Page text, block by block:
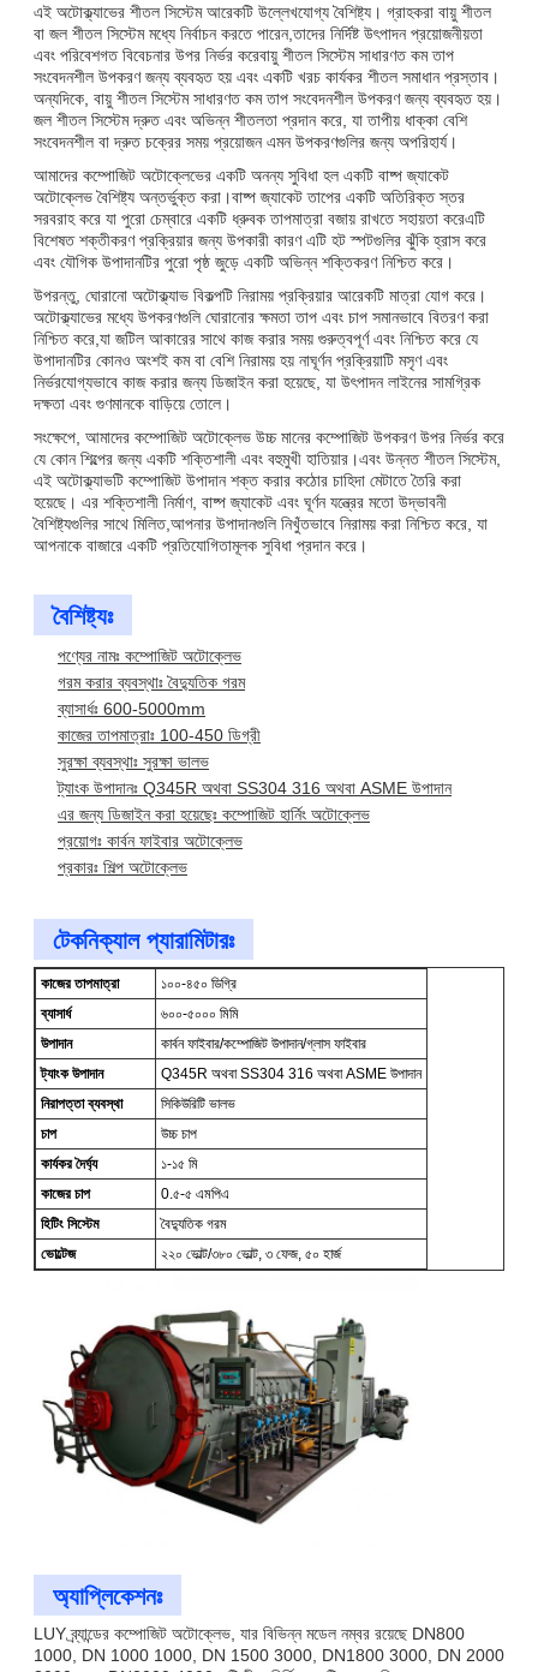
এই অটোক্ল্যাভের শীতল সিস্টেম আরেকটি উল্লেখযোগ্য বৈশিষ্ট্য। গ্রাহকরা বায়ু শীতল
বা জল শীতল সিস্টেম মধ্যে নির্বাচন করতে পারেন,তাদের নির্দিষ্ট উৎপাদন প্রয়োজনীয়তা
এবং পরিবেশগত বিবেচনার উপর নির্ভর করেবায়ু শীতল সিস্টেম সাধারণত কম তাপ
সংবেদনশীল উপকরণ জন্য ব্যবহৃত হয় এবং একটি খরচ কার্যকর শীতল সমাধান প্রস্তাব।
অন্যদিকে, বায়ু শীতল সিস্টেম সাধারণত কম তাপ সংবেদনশীল উপকরণ জন্য ব্যবহৃত হয়।
জল শীতল সিস্টেম দ্রুত এবং অভিন্ন শীতলতা প্রদান করে, যা তাপীয় ধাক্কা বেশি
সংবেদনশীল বা দ্রুত চক্রের সময় প্রয়োজন এমন উপকরণগুলির জন্য অপরিহার্য।
আমাদের কম্পোজিট অটোক্লেভের একটি অনন্য সুবিধা হল একটি বাষ্প জ্যাকেট
অটোক্লেভ বৈশিষ্ট্য অন্তর্ভুক্ত করা।বাষ্প জ্যাকেট তাপের একটি অতিরিক্ত স্তর
সরবরাহ করে যা পুরো চেম্বারে একটি ধ্রুবক তাপমাত্রা বজায় রাখতে সহায়তা করেএটি
বিশেষত শক্তীকরণ প্রক্রিয়ার জন্য উপকারী কারণ এটি হট স্পটগুলির ঝুঁকি হ্রাস করে
এবং যৌগিক উপাদানটির পুরো পৃষ্ঠ জুড়ে একটি অভিন্ন শক্তিকরণ নিশ্চিত করে।
উপরন্তু, ঘোরানো অটোক্ল্যাভ বিকল্পটি নিরাময় প্রক্রিয়ার আরেকটি মাত্রা যোগ করে।
অটোক্ল্যাভের মধ্যে উপকরণগুলি ঘোরানোর ক্ষমতা তাপ এবং চাপ সমানভাবে বিতরণ করা
নিশ্চিত করে,যা জটিল আকারের সাথে কাজ করার সময় গুরুত্বপূর্ণ এবং নিশ্চিত করে যে
উপাদানটির কোনও অংশই কম বা বেশি নিরাময় হয় নাঘূর্ণন প্রক্রিয়াটি মসৃণ এবং
নির্ভরযোগ্যভাবে কাজ করার জন্য ডিজাইন করা হয়েছে, যা উৎপাদন লাইনের সামগ্রিক
দক্ষতা এবং গুণমানকে বাড়িয়ে তোলে।
সংক্ষেপে, আমাদের কম্পোজিট অটোক্লেভ উচ্চ মানের কম্পোজিট উপকরণ উপর নির্ভর করে
যে কোন শিল্পের জন্য একটি শক্তিশালী এবং বহুমুখী হাতিয়ার।এবং উন্নত শীতল সিস্টেম,
এই অটোক্ল্যাভটি কম্পোজিট উপাদান শক্ত করার কঠোর চাহিদা মেটাতে তৈরি করা
হয়েছে। এর শক্তিশালী নির্মাণ, বাষ্প জ্যাকেট এবং ঘূর্ণন যন্ত্রের মতো উদ্ভাবনী
বৈশিষ্ট্যগুলির সাথে মিলিত,আপনার উপাদানগুলি নিখুঁতভাবে নিরাময় করা নিশ্চিত করে, যা
আপনাকে বাজারে একটি প্রতিযোগিতামূলক সুবিধা প্রদান করে।
বৈশিষ্ট্যঃ
পণ্যের নামঃ কম্পোজিট অটোক্লেভ
গরম করার ব্যবস্থাঃ বৈদ্যুতিক গরম
ব্যাসার্ধঃ 600-5000mm
কাজের তাপমাত্রাঃ 100-450 ডিগ্রী
সুরক্ষা ব্যবস্থাঃ সুরক্ষা ভালভ
ট্যাংক উপাদানঃ Q345R অথবা SS304 316 অথবা ASME উপাদান
এর জন্য ডিজাইন করা হয়েছেঃ কম্পোজিট হার্নিং অটোক্লেভ
প্রয়োগঃ কার্বন ফাইবার অটোক্লেভ
প্রকারঃ শিল্প অটোক্লেভ
টেকনিক্যাল প্যারামিটারঃ
কাজের তাপমাত্রা
১০০-৪৫০ ডিগ্রি
ব্যাসার্ধ
৬০০-৫০০০ মিমি
উপাদান
কার্বন ফাইবার/কম্পোজিট উপাদান/গ্লাস ফাইবার
ট্যাংক উপাদান
Q345R অথবা SS304 316 অথবা ASME উপাদান
নিরাপত্তা ব্যবস্থা
সিকিউরিটি ভালভ
চাপ
উচ্চ চাপ
কার্যকর দৈর্ঘ্য
১-১৫ মি
কাজের চাপ
0.৫-৫ এমপিএ
হিটিং সিস্টেম
বৈদ্যুতিক গরম
ভোল্টেজ
২২০ ভোল্ট/৩৮০ ভোল্ট, ৩ ফেজ, ৫০ হার্জ
অ্যাপ্লিকেশনঃ
LUY ব্র্যান্ডের কম্পোজিট অটোক্লেভ, যার বিভিন্ন মডেল নম্বর রয়েছে DN800
1000, DN 1000 1000, DN 1500 3000, DN1800 3000, DN 2000